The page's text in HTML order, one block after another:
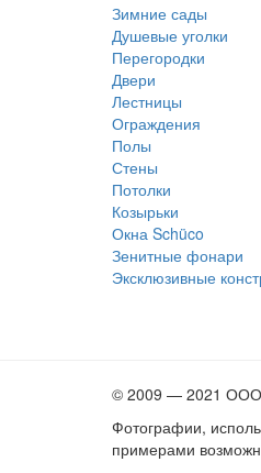
Зимние сады
Душевые уголки
Перегородки
Двери
Лестницы
Ограждения
Полы
Стены
Потолки
Козырьки
Окна Schüco
Зенитные фонари
Эксклюзивные
© 2009 — 2021
Фотографии,
примерами